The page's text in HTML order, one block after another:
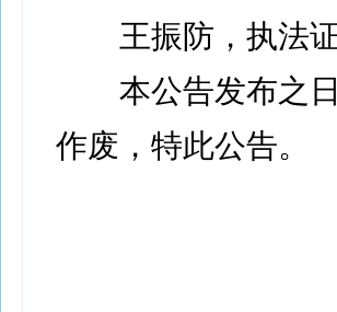
王振防，执法证
本公告发布之日
作废，特此公告。